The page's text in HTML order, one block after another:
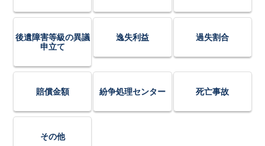
後遺障害等級の異議
申立て
逸失利益 過失割合
賠償金額 紛争処理センター 死亡事故
その他